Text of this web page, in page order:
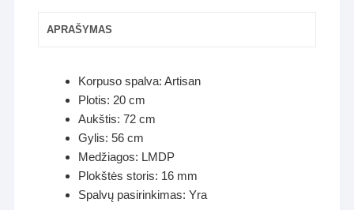
APRAŠYMAS
Korpuso spalva: Artisan
Plotis: 20 cm
Aukštis: 72 cm
Gylis: 56 cm
Medžiagos: LMDP
Plokštės storis: 16 mm
Spalvų pasirinkimas: Yra